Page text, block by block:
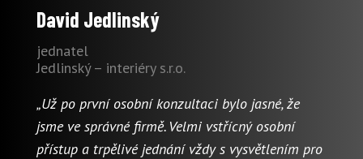
David Jedlinský
jednatel
Jedlinský – interiéry s.r.o.
„Už po první osobní konzultaci bylo jasné, že
jsme ve správné firmě. Velmi vstřícný osobní
přístup a trpělivé jednání vždy s vysvětlením pro